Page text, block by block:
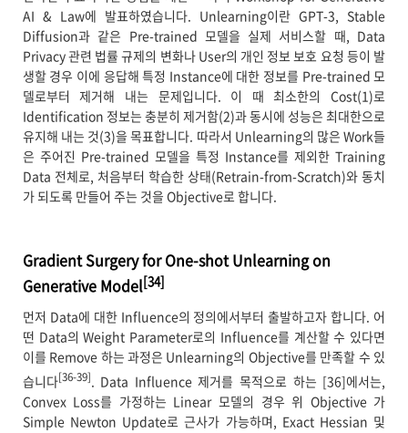
AI & Law에 발표하였습니다. Unlearning이란 GPT-3, Stable
Diffusion과 같은 Pre-trained 모델을 실제 서비스할 때, Data
Privacy 관련 법률 규제의 변화나 User의 개인 정보 보호 요청 등이 발
생할 경우 이에 응답해 특정 Instance에 대한 정보를 Pre-trained 모
델로부터 제거해 내는 문제입니다. 이 때 최소한의 Cost(1)로
Identification 정보는 충분히 제거함(2)과 동시에 성능은 최대한으로
유지해 내는 것(3)을 목표합니다. 따라서 Unlearning의 많은 Work들
은 주어진 Pre-trained 모델을 특정 Instance를 제외한 Training
Data 전체로, 처음부터 학습한 상태(Retrain-from-Scratch)와 동치
가 되도록 만들어 주는 것을 Objective로 합니다.
Gradient Surgery for One-shot Unlearning on
Generative Model[34]
먼저 Data에 대한 Influence의 정의에서부터 출발하고자 합니다. 어
떤 Data의 Weight Parameter로의 Influence를 계산할 수 있다면
이를 Remove 하는 과정은 Unlearning의 Objective를 만족할 수 있
습니다[36-39]
. Data Influence 제거를 목적으로 하는 [36]에서는,
Convex Loss를 가정하는 Linear 모델의 경우 위 Objective 가
Simple Newton Update로 근사가 가능하며, Exact Hessian 및